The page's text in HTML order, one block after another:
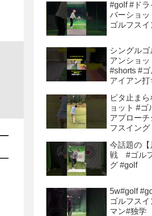
#golf #ドラ
バーショ
ゴルフスイ
シングル
アンショ
#shorts #ゴルフスイング#
アイアン打
ゴルフ練
ビタ止ま
ョット #ゴ
アプロー
フスイング
今話題の
戦 #ゴル
グ #golf
5w#golf
ゴルフス
マン#独学